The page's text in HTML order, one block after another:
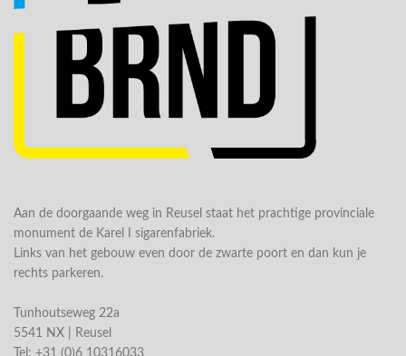
Aan de doorgaande weg in Reusel staat het prachtige provinciale
monument de Karel I sigarenfabriek.
Links van het gebouw even door de zwarte poort en dan kun je
rechts parkeren.
Tunhoutseweg 22a
5541 NX | Reusel